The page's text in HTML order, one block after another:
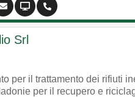
Srl
per il trattamento dei rifiuti
per il recupero e